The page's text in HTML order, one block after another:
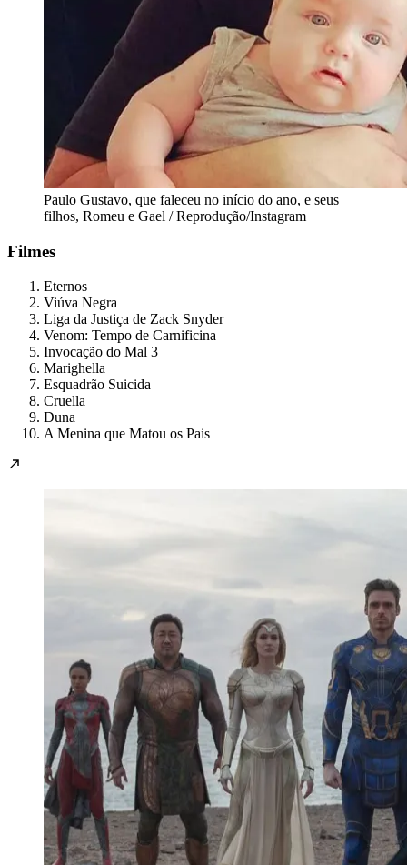
Paulo Gustavo, que faleceu no início do ano, e seus
filhos, Romeu e Gael / Reprodução/Instagram
Filmes
Eternos
Viúva Negra
Liga da Justiça de Zack Snyder
Venom: Tempo de Carnificina
Invocação do Mal 3
Marighella
Esquadrão Suicida
Cruella
Duna
A Menina que Matou os Pais